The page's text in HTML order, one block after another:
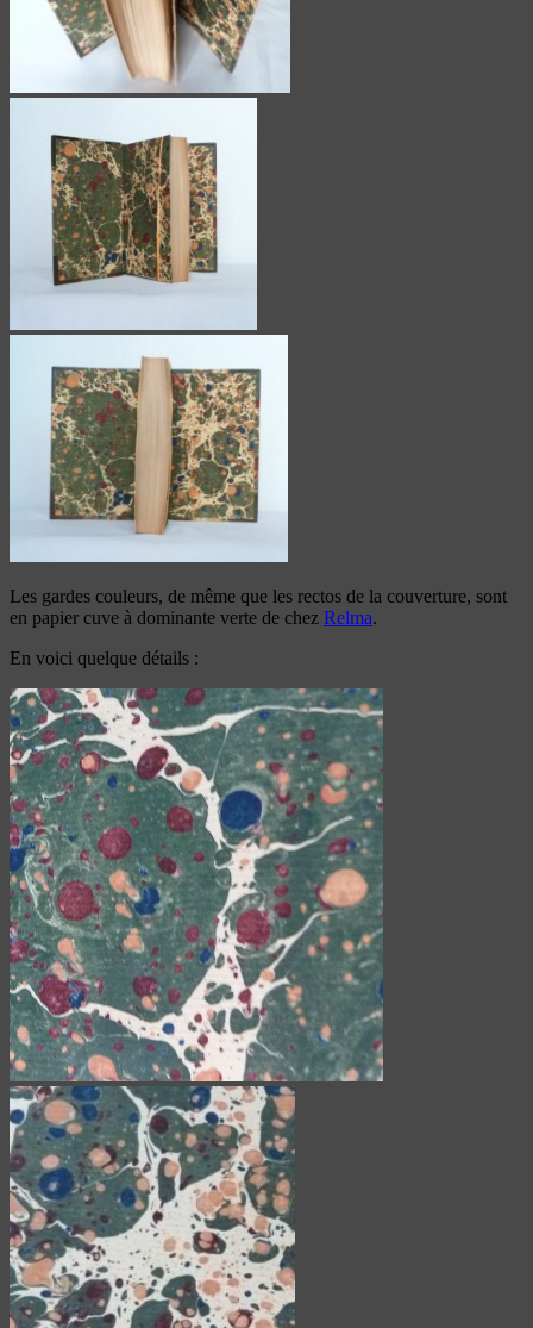
Les gardes couleurs, de même que les rectos de la couverture, sont
en papier cuve à dominante verte de chez Relma.
En voici quelque détails :